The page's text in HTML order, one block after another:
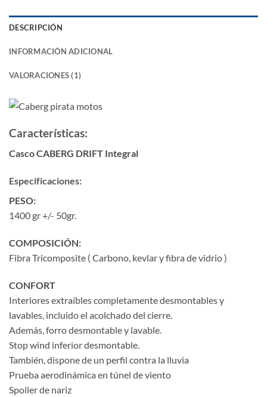
DESCRIPCIÓN
INFORMACIÓN ADICIONAL
VALORACIONES (1)
Características:
Casco CABERG DRIFT Integral
Especificaciones:
PESO:
1400 gr +/- 50gr.
COMPOSICIÓN:
Fibra Tricomposite ( Carbono, kevlar y fibra de vidrio )
CONFORT
Interiores extraíbles completamente desmontables y
lavables, incluido el acolchado del cierre.
Además, forro desmontable y lavable.
Stop wind inferior desmontable.
También, dispone de un perfil contra la lluvia
Prueba aerodinámica en túnel de viento
Spoiler de nariz